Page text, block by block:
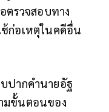
ตรวจสอบทาง
ช้ก่อเหตุในคดีอื่น
ปากคำนายอัฐ
มขั้นตอนของ